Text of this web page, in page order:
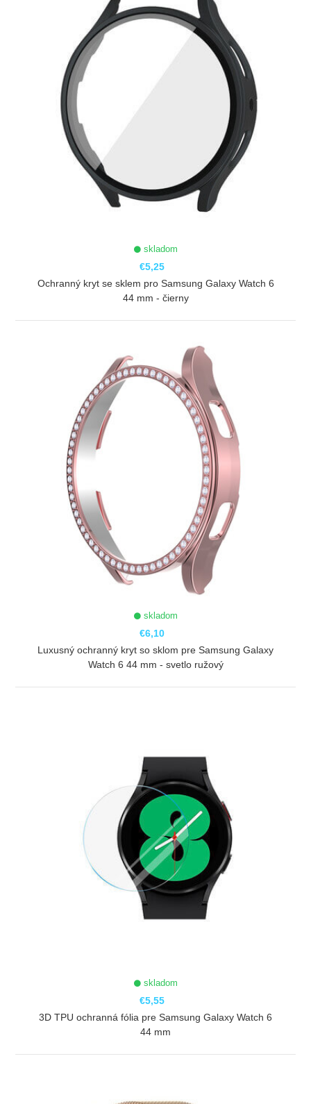
skladom
€5,25
Ochranný kryt se sklem pro Samsung Galaxy Watch 6
44 mm - čierny
skladom
€6,10
Luxusný ochranný kryt so sklom pre Samsung Galaxy
Watch 6 44 mm - svetlo ružový
skladom
€5,55
3D TPU ochranná fólia pre Samsung Galaxy Watch 6
44 mm